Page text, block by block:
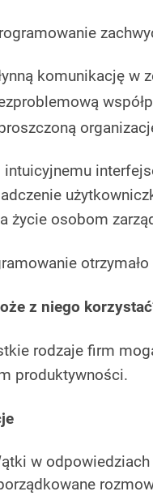
komunikację w
intuicyjnemu
życie osobom
z niego
rodzaje firm
produktywności.
w